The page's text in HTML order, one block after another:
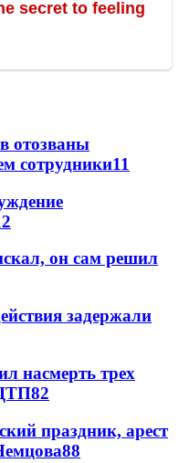
отозваны
сотрудники11
2
он сам решил
задержали
насмерть трех
82
праздник, арест
88